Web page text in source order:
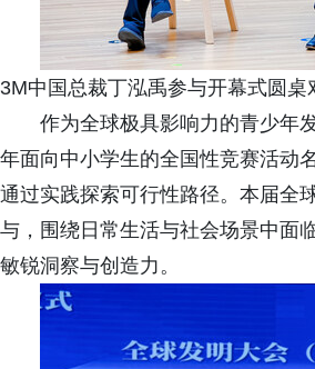
3M中国总裁丁泓禹参与开幕式圆桌
作为全球极具影响力的青少年
年面向中小学生的全国性竞赛活动
通过实践探索可行性路径。本届全
与，围绕日常生活与社会场景中面
敏锐洞察与创造力。